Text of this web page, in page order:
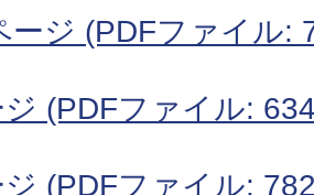
ージ (PDFファイル:
(PDFファイル:
(PDFファイル: